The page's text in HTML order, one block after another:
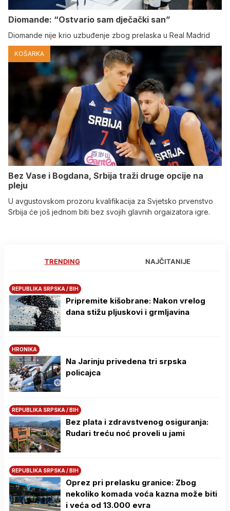
Diomande: “Ostvario sam dječački san”
Diomande nije krio uzbuđenje zbog prelaska u Real Madrid
KOŠARKA
Bez Vase i Bogdana, Srbija traži druge opcije na
pleju
U avgustovskom prozoru kvalifikacija za Svjetsko prvenstvo
Srbija će još jednom biti bez svojih glavnih orgaizatora igre.
TRENDING NAJČITANIJE
REPUBLIKA SRPSKA / BIH
Pripremite kišobrane: Nakon vrelog
dana stižu pljuskovi i grmljavina
HRONIKA
Na Јarinju privedena tri srpska
policajca
REPUBLIKA SRPSKA / BIH
Bez plata i zdravstvenog osiguranja:
Rudari treću noć proveli u jami
REPUBLIKA SRPSKA / BIH
Oprez pri prelasku granice: Zbog
nekoliko komada voća kazna može biti
i veća od 13.000 evra